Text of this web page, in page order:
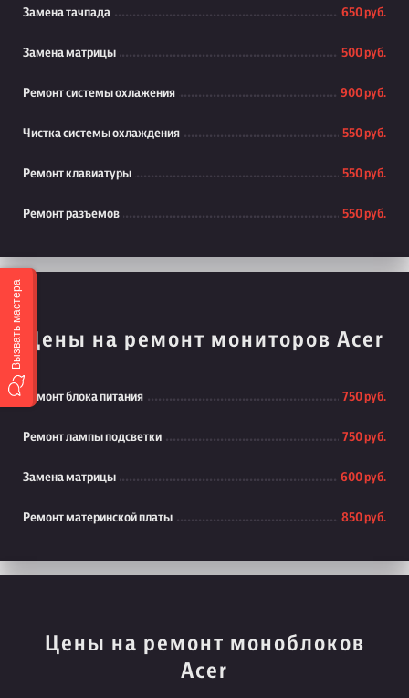
Замена тачпада 650 руб.
Замена матрицы 500 руб.
Ремонт системы охлажения 900 руб.
Чистка системы охлаждения 550 руб.
Ремонт клавиатуры 550 руб.
Ремонт разъемов 550 руб.
Цены на ремонт мониторов Acer
Ремонт блока питания 750 руб.
Ремонт лампы подсветки 750 руб.
Замена матрицы 600 руб.
Ремонт материнской платы 850 руб.
Цены на ремонт моноблоков
Acer
Вызвать мастера